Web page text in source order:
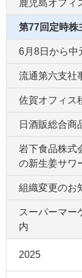
鹿児島オフィ
第77回定時株
6月8日から中
流通第六支社
佐賀オフィス
日酒販総合
岩下食品株式
の新生姜サワ
組織変更のお
スーパーマー
内
2025